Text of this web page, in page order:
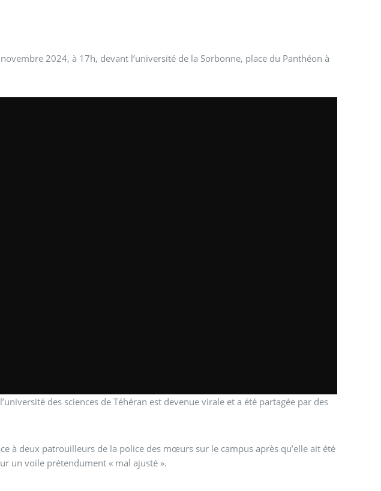
2024, à 17h, devant l’université de la Sorbonne, place du Panthéon à
des sciences de Téhéran est devenue virale et a été partagée par des
à deux patrouilleurs de la police des mœurs sur le campus après qu’elle ait été
un voile prétendument « mal ajusté ».